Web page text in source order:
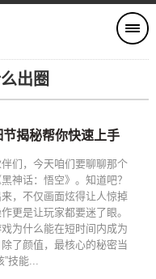
出圈
揭秘帮你快速上手
们，今天咱们要聊聊那个
神话：悟空》。知道吧？
，不仅画面炫得让人惊掉
更是让玩家都要迷了眼。
为什么能在短时间内成为
了颜值，最核心的秘密当
”技能...